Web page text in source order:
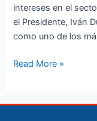
intereses en el
el Presidente, Iván
como uno de los
Read More »